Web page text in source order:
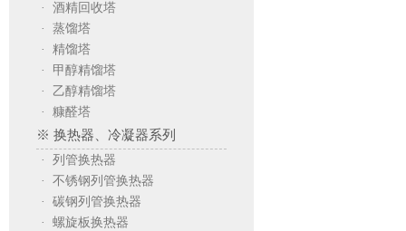
· 酒精回收塔
· 蒸馏塔
· 精馏塔
· 甲醇精馏塔
· 乙醇精馏塔
· 糠醛塔
※ 换热器、冷凝器系列
· 列管换热器
· 不锈钢列管换热器
· 碳钢列管换热器
· 螺旋板换热器